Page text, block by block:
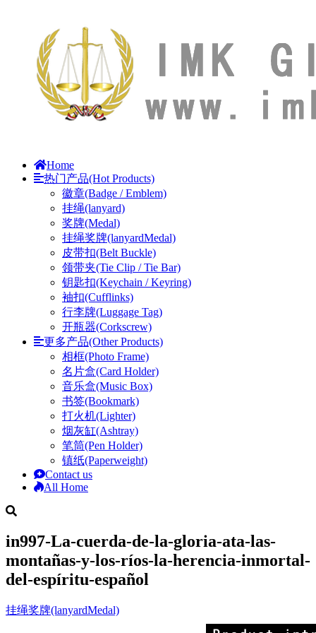
Home
热门产品(Hot Products)
徽章(Badge / Emblem)
挂绳(lanyard)
奖牌(Medal)
挂绳奖牌(lanyardMedal)
皮带扣(Belt Buckle)
领带夹(Tie Clip / Tie Bar)
钥匙扣(Keychain / Keyring)
袖扣(Cufflinks)
行李牌(Luggage Tag)
开瓶器(Corkscrew)
更多产品(Other Products)
相框(Photo Frame)
名片盒(Card Holder)
音乐盒(Music Box)
书签(Bookmark)
打火机(Lighter)
烟灰缸(Ashtray)
笔筒(Pen Holder)
镇纸(Paperweight)
Contact us
All Home
in997-La-cuerda-de-la-gloria-ata-las-
montañas-y-los-ríos-la-herencia-inmortal-
del-espíritu-español
挂绳奖牌(lanyardMedal)